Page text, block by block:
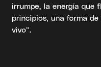
irrumpe, la energía que
principios, una forma
vivo”.